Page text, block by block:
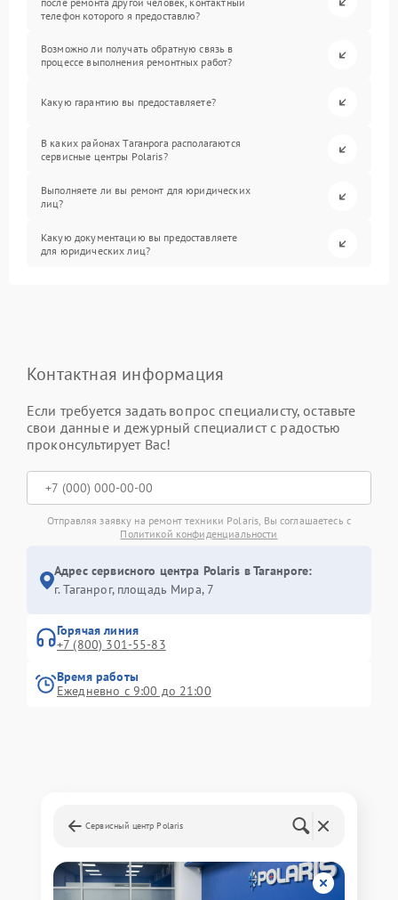
телефон которого я предоставлю?
Возможно ли получать обратную связь в
процессе выполнения ремонтных работ?
Какую гарантию вы предоставляете?
В каких районах Таганрога располагаются
сервисные центры Polaris?
Выполняете ли вы ремонт для юридических
лиц?
Какую документацию вы предоставляете
для юридических лиц?
Контактная информация
Если требуется задать вопрос специалисту, оставьте
свои данные и дежурный специалист с радостью
проконсультирует Вас!
Отправляя заявку на ремонт техники Polaris, Вы соглашаетесь с
Политикой конфиденциальности
Адрес сервисного центра Polaris в Таганроге:
г. Таганрог, площадь Мира, 7
Горячая линия
+7 (800) 301-55-83
Время работы
Ежедневно с 9:00 до 21:00
Сервисный центр Polaris